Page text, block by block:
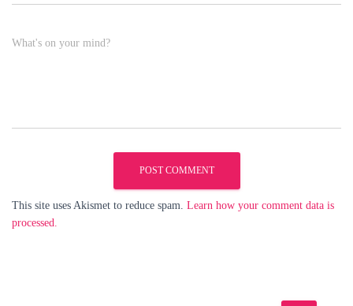
What's on your mind?
This site uses Akismet to reduce spam. Learn how your comment data is
processed.